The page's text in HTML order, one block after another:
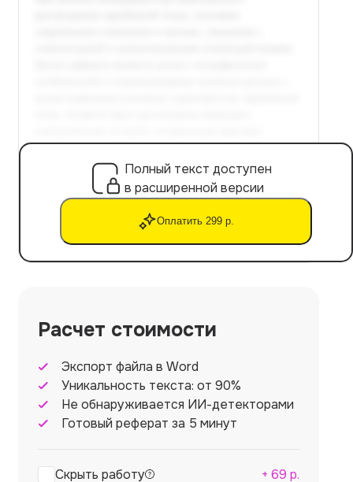
Полный текст доступен
в расширенной версии
Оплатить 299 р.
Расчет стоимости
Экспорт файла в Word
Уникальность текста: от 90%
Не обнаруживается ИИ-детекторами
Готовый реферат за 5 минут
Скрыть работу + 69 р.